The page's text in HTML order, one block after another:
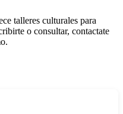
talleres culturales para
o consultar, contactate